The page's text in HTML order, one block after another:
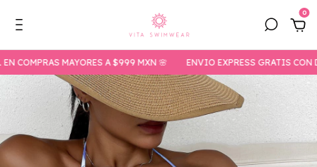
0
MAYORES A $999 MXN 🌸 ENVIO EXPRESS GRATIS CON DHL